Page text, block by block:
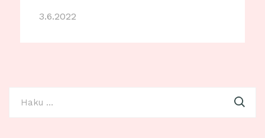
3.6.2022